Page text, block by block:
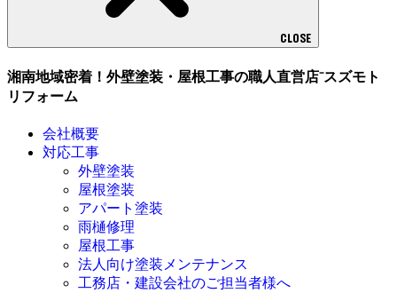
CLOSE
湘南地域密着！外壁塗装・屋根工事の職人直営店⁻スズモト
リフォーム
会社概要
対応工事
外壁塗装
屋根塗装
アパート塗装
雨樋修理
屋根工事
法人向け塗装メンテナンス
工務店・建設会社のご担当者様へ